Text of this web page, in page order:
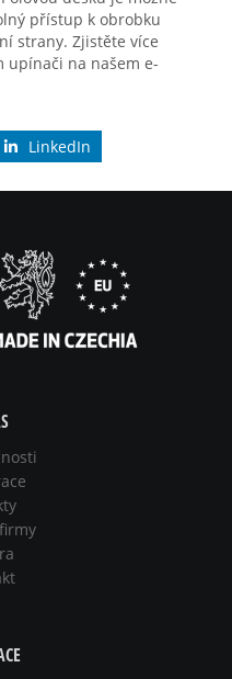
přístup k obrobku
strany. Zjistěte více
upínači na našem e-
LinkedIn